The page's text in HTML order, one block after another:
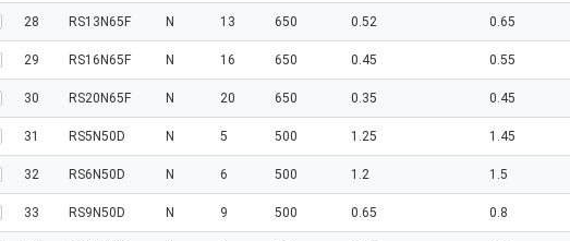
28 RS13N65F N 13 650 0.52 0.65
29 RS16N65F N 16 650 0.45 0.55
30 RS20N65F N 20 650 0.35 0.45
31 RS5N50D N 5 500 1.25 1.45
32 RS6N50D N 6 500 1.2 1.5
33 RS9N50D N 9 500 0.65 0.8